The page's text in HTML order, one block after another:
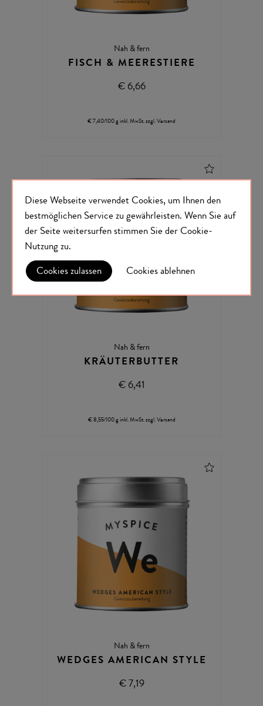
Diese Webseite verwendet Cookies, um Ihnen den
bestmöglichen Service zu gewährleisten. Wenn Sie auf
der Seite weitersurfen stimmen Sie der Cookie-
Nutzungzu.
Cookies zulassen
Cookies ablehnen
Nah & fern
FISCH & MEERESTIERE
€ 6,66
€ 7,40/100 g inkl. MwSt.zzgl.Versand
Nah & fern
KRÄUTERBUTTER
€ 6,41
€ 8,55/100 g inkl. MwSt.zzgl.Versand
Nah & fern
WEDGES AMERICAN STYLE
€ 7,19